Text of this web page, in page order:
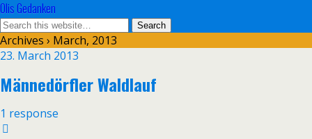
Olis Gedanken
Archives › March, 2013
23. March 2013
Männedörfler Waldlauf
1 response